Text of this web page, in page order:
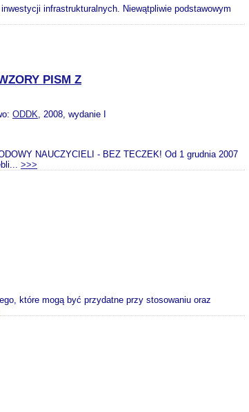
infrastrukturalnych. Niewątpliwie podstawowym
PISM Z
ODDK, 2008, wydanie I
NAUCZYCIELI - BEZ TECZEK! Od 1 grudnia 2007
>>>
które mogą być przydatne przy stosowaniu oraz